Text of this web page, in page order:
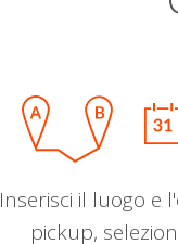
Inserisci il luogo e
pickup,